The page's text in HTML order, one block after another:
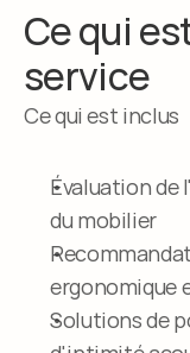
Ce qui
service
Ce qui est inclus
Évaluation de
du mobilier
ergonomique
Solutions de